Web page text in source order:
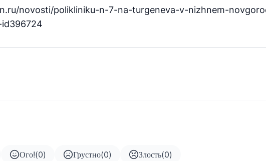
novosti/polikliniku-n-7-na-turgeneva-v-nizhnem-
Ого!(0) Грустно(0) Злость(0)